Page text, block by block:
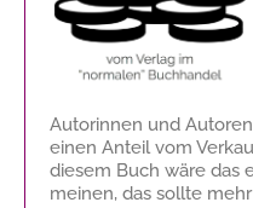
Autorinnen und
einen Anteil vom
diesem Buch wäre das
meinen, das sollte